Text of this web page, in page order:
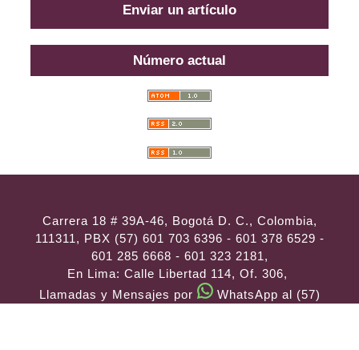
Enviar un artículo
Número actual
Carrera 18 # 39A-46, Bogotá D. C., Colombia,
111311, PBX (57) 601 703 6396 - 601 378 6529 -
601 285 6668 - 601 323 2181,
En Lima: Calle Libertad 114, Of. 306,
Llamadas y Mensajes por
WhatsApp al (57)